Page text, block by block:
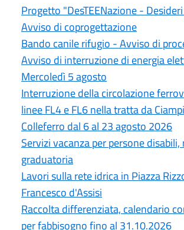
Progetto "DesTEENazione -
Avviso di coprogettazione
Bando canile rifugio - Avviso di
Avviso di interruzione di energia
Mercoledì 5 agosto
Interruzione della circolazione
linee FL4 e FL6 nella tratta da
Colleferro dal 6 al 23 agosto 2026
Servizi vacanza per persone
graduatoria
Lavori sulla rete idrica in Piazza
Francesco d'Assisi
Raccolta differenziata, calendario
per fabbisogno fino al 31.10.2026